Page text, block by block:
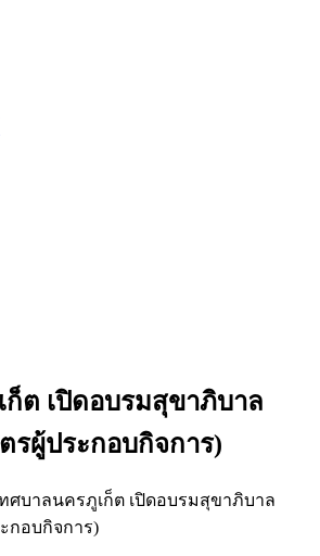
ก็ต เปิดอบรมสุขาภิบาล
รผู้ประกอบกิจการ)
ทศบาลนครภูเก็ต เปิดอบรมสุขาภิบาล
กอบกิจการ)